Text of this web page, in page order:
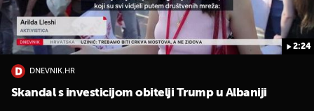
2:24
DNEVNIK.HR
Skandal s investicijom obitelji Trump u Albaniji